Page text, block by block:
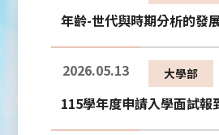
年齡-世代與時期分析的發
2026.05.13 大學部
115學年度申請入學面試報